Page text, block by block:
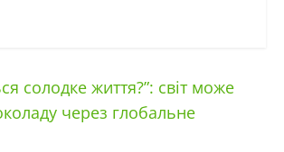
солодке життя?”: світ може
через глобальне